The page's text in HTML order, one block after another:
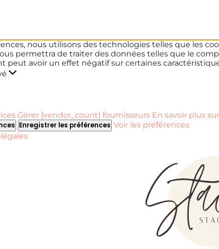
nous utilisons des technologies telles que les
permettra de traiter des données telles que le
peut avoir un effet négatif sur certaines
Gérer {vendor_count} fournisseurs En savoir plus
Enregistrer les préférences Voir les préférences